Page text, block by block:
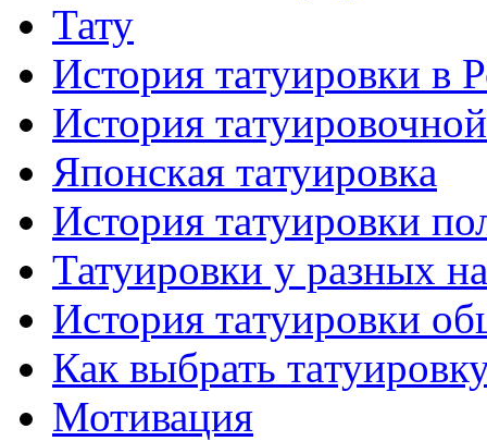
Тату
История тaтуировки в
История
Японскaя тaтуировкa
История тaтуировки
Татуировки у разных
История тaтуировки
Как выбрать
Мотивация